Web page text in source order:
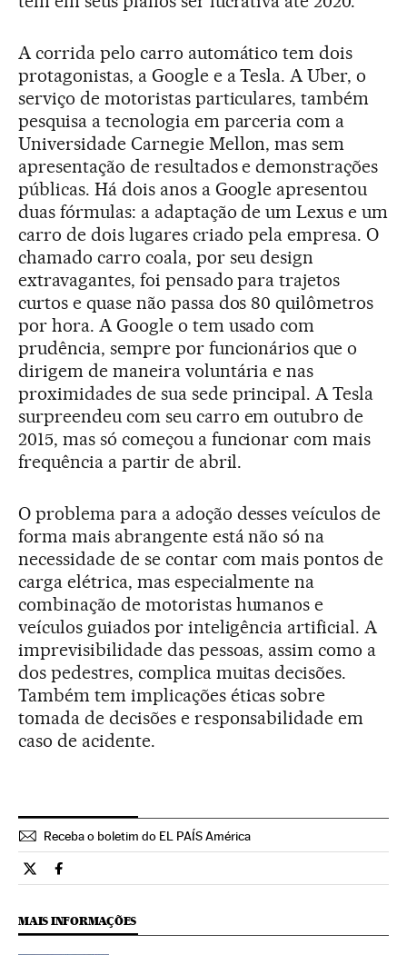
A corrida pelo carro automático tem dois
protagonistas, a Google e a Tesla. A Uber, o
serviço de motoristas particulares, também
pesquisa a tecnologia em parceria com a
Universidade Carnegie Mellon, mas sem
apresentação de resultados e demonstrações
públicas. Há dois anos a Google apresentou
duas fórmulas: a adaptação de um Lexus e um
carro de dois lugares criado pela empresa. O
chamado carro coala, por seu design
extravagantes, foi pensado para trajetos
curtos e quase não passa dos 80 quilômetros
por hora. A Google o tem usado com
prudência, sempre por funcionários que o
dirigem de maneira voluntária e nas
proximidades de sua sede principal. A Tesla
surpreendeu com seu carro em outubro de
2015, mas só começou a funcionar com mais
frequência a partir de abril.
O problema para a adoção desses veículos de
forma mais abrangente está não só na
necessidade de se contar com mais pontos de
carga elétrica, mas especialmente na
combinação de motoristas humanos e
veículos guiados por inteligência artificial. A
imprevisibilidade das pessoas, assim como a
dos pedestres, complica muitas decisões.
Também tem implicações éticas sobre
tomada de decisões e responsabilidade em
caso de acidente.
Receba o boletim do EL PAÍS América
Tecnologia El País Brasil en Twitter
Tecnologia El País Brasil en Facebook
MAIS INFORMAÇÕES